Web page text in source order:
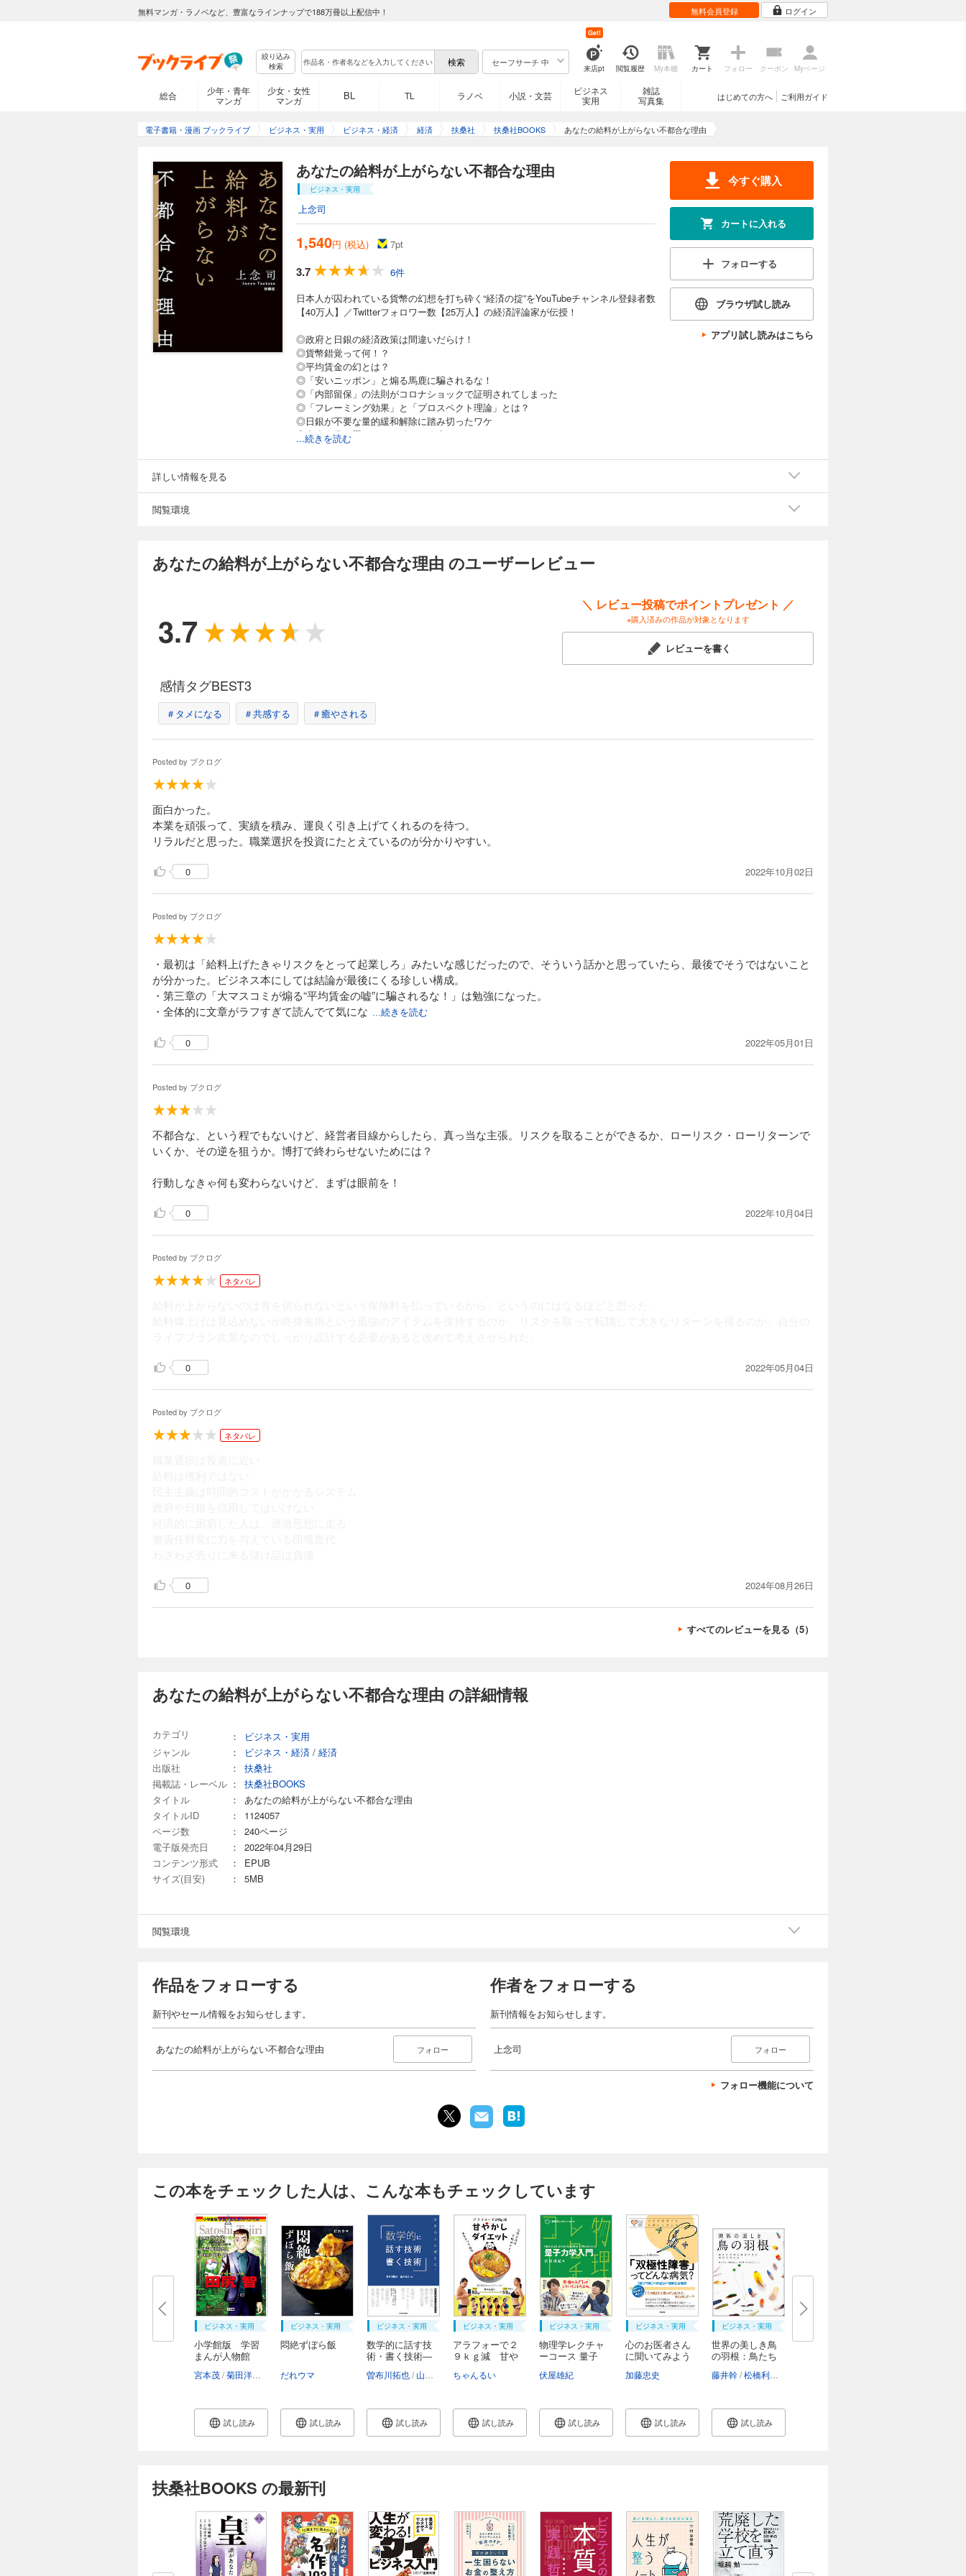
無料マンガ・ラノベなど、豊富なラインナップで188万冊以上配信中！ 無料会員登録 ログイン
絞り込み
検索
セーフサーチ 中
来店pt
Get!
閲覧履歴 My本棚 カート フォロー クーポン Myページ
総合
少年・青年
マンガ
少女・女性
マンガ
BL TL ラノベ 小説・文芸
ビジネス
実用
雑誌
写真集
ご利用ガイド
はじめての方へ
電子書籍・漫画 ブックライブ ビジネス・実用 ビジネス・経済 経済 扶桑社 扶桑社BOOKS あなたの給料が上がらない不都合な理由
あなたの給料が上がらない不都合な理由
ビジネス・実用
上念司
1,540円 (税込) 7pt
3.7
6件
日本人が囚われている貨幣の幻想を打ち砕く“経済の掟”をYouTubeチャンネル登録者数
【40万人】／Twitterフォロワー数【25万人】の経済評論家が伝授！
◎政府と日銀の経済政策は間違いだらけ！
◎貨幣錯覚って何！？
◎平均賃金の幻とは？
◎「安いニッポン」と煽る馬鹿に騙されるな！
◎「内部留保」の法則がコロナショックで証明されてしまった
◎「フレーミング効果」と「プロスペクト理論」とは？
◎日銀が不要な量的緩和解除に踏み切ったワケ
◎中小企業に罰ゲームを科した政府
◎なぜ日本人はリスク回避が好きなのか？
◎「良いデフレ論」という悪魔のような経済論
◎団塊世代の引退による無責任野党の衰退！？
...続きを読む
今すぐ購入
カートに入れる
フォローする
ブラウザ試し読み
アプリ試し読みはこちら
詳しい情報を見る
閲覧環境
あなたの給料が上がらない不都合な理由 のユーザーレビュー
3.7
＼ レビュー投稿でポイントプレゼント ／
※購入済みの作品が対象となります
レビューを書く
感情タグBEST3
＃タメになる ＃共感する ＃癒やされる
Posted by ブクログ
面白かった。
本業を頑張って、実績を積み、運良く引き上げてくれるのを待つ。
リラルだと思った。職業選択を投資にたとえているのが分かりやすい。
0 2022年10月02日
Posted by ブクログ
・最初は「給料上げたきゃリスクをとって起業しろ」みたいな感じだったので、そういう話かと思っていたら、最後でそうではないこと
が分かった。ビジネス本にしては結論が最後にくる珍しい構成。
・第三章の「大マスコミが煽る“平均賃金の嘘”に騙されるな！」は勉強になった。
・全体的に文章がラフすぎて読んでて気にな ...続きを読む
0 2022年05月01日
Posted by ブクログ
不都合な、という程でもないけど、経営者目線からしたら、真っ当な主張。リスクを取ることができるか、ローリスク・ローリターンで
いくか、その逆を狙うか。博打で終わらせないためには？
行動しなきゃ何も変わらないけど、まずは眼前を！
0 2022年10月04日
Posted by ブクログ
ネタバレ
0 2022年05月04日
Posted by ブクログ
ネタバレ
0 2024年08月26日
すべてのレビューを見る（5）
あなたの給料が上がらない不都合な理由 の詳細情報
カテゴリ ：
ビジネス・実用
ジャンル
： ビジネス・経済 / 経済
出版社
：
扶桑社
掲載誌・レーベル ：
扶桑社BOOKS
タイトル
：
あなたの給料が上がらない不都合な理由
タイトルID
：
1124057
ページ数
：
240ページ
電子版発売日
：
2022年04月29日
コンテンツ形式
：
EPUB
サイズ(目安)
： 5MB
閲覧環境
作品をフォローする
新刊やセール情報をお知らせします。
あなたの給料が上がらない不都合な理由 フォロー
作者をフォローする
新刊情報をお知らせします。
上念司 フォロー
フォロー機能について
この本をチェックした人は、こんな本もチェックしています
ビジネス・実用
小学館版 学習
まんが人物館
宮本茂 菊田洋之 田中顕
試し読み
ビジネス・実用
悶絶ずぼら飯
だれウマ
試し読み
ビジネス・実用
数学的に話す技
術・書く技術―
文...
曽布川拓也 山本直人
試し読み
ビジネス・実用
アラフォーで２
９ｋｇ減 甘や
ちゃんるい
試し読み
ビジネス・実用
物理学レクチャ
ーコース 量子
伏屋雄紀
試し読み
ビジネス・実用
心のお医者さん
に聞いてみよう
加藤忠史
試し読み
ビジネス・実用
世界の美しき鳥
の羽根：鳥たち
藤井幹 松橋利光
試し読み
扶桑社BOOKS の最新刊